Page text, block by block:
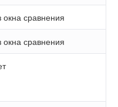
окна сравнения
окна сравнения